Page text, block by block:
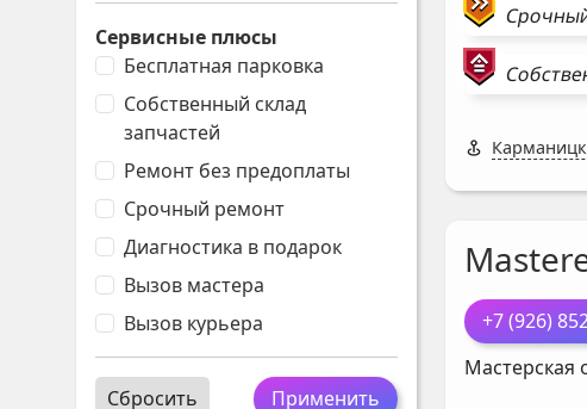
Сервисные плюсы
Бесплатная парковка
Собственный склад
запчастей
Ремонт без предоплаты
Срочный ремонт
Диагностика в подарок
Вызов мастера
Вызов курьера
Применить
Сбросить
+7 (926)
Мастерская